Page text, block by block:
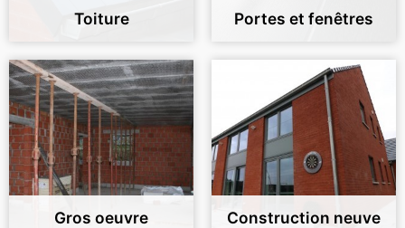
Toiture Portes et fenêtres
Gros oeuvre Construction neuve